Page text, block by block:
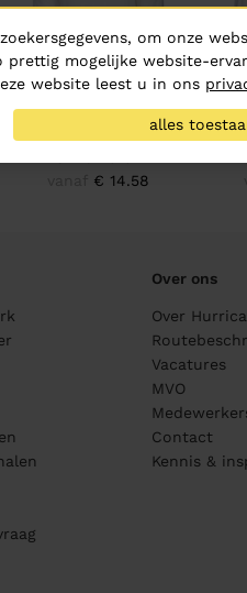
Harvest Stoneton t-
€ 14.58
Over ons
Over
Vacatures
MVO
Contact
Kennis &
om onze
mogelijke website-
website leest u in ons
alles